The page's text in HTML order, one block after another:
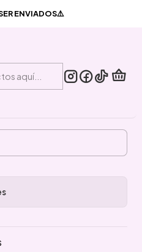
ENVIADOS⚠️
Vertical +